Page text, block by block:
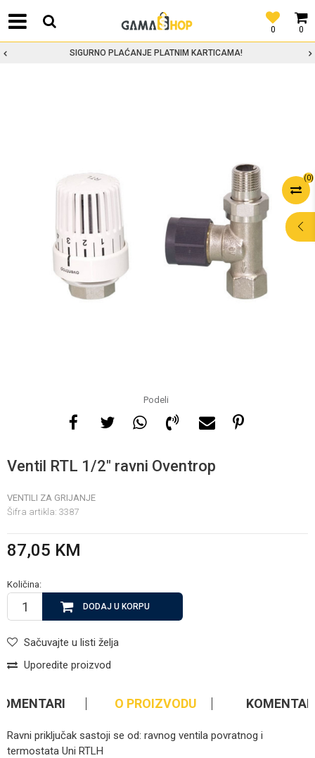
0
0
SIGURNO PLAĆANJE PLATNIM KARTICAMA!
(0)
Podeli
Ventil RTL 1/2" ravni Oventrop
VENTILI ZA GRIJANJE
Šifra artikla: 3387
87,05 KM
Količina:
DODAJ U KORPU
Sačuvajte u listi želja
Uporedite proizvod
POMOĆ PRI
08 - 16h svaki dan osim
nedelje
O PROIZVODU
Ravni priključak sastoji se od: ravnog ventila povratnog i
termostata Uni RTLH